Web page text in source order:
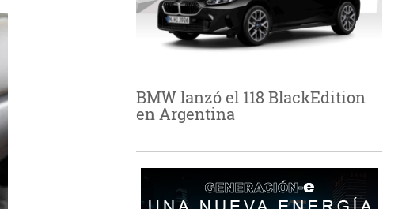
BMW lanzó el 118 BlackEdition
en Argentina